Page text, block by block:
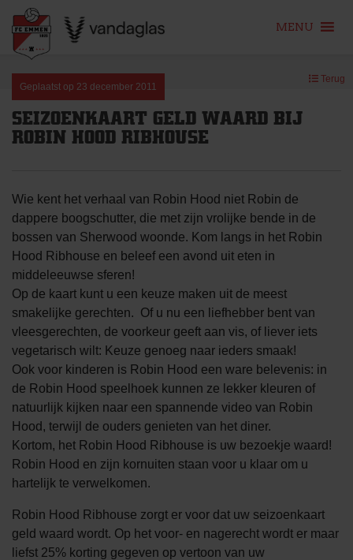
content
MENU
Geplaatst op 23 december 2011
Terug
SEIZOENKAART GELD WAARD BIJ
ROBIN HOOD RIBHOUSE
Wie kent het verhaal van Robin Hood niet Robin de
dappere boogschutter, die met zijn vrolijke bende in de
bossen van Sherwood woonde. Kom langs in het Robin
Hood Ribhouse en beleef een avond uit eten in
middeleeuwse sferen!
Op de kaart kunt u een keuze maken uit de meest
smakelijke gerechten. Of u nu een liefhebber bent van
vleesgerechten, de voorkeur geeft aan vis, of liever iets
vegetarisch wilt: Keuze genoeg naar ieders smaak!
Ook voor kinderen is Robin Hood een ware belevenis: in
de Robin Hood speelhoek kunnen ze lekker kleuren of
natuurlijk kijken naar een spannende video van Robin
Hood, terwijl de ouders genieten van het diner.
Kortom, het Robin Hood Ribhouse is uw bezoekje waard!
Robin Hood en zijn kornuiten staan voor u klaar om u
hartelijk te verwelkomen.
Robin Hood Ribhouse zorgt er voor dat uw seizoenkaart
geld waard wordt. Op het voor- en nagerecht wordt er maar
liefst 25% korting gegeven op vertoon van uw